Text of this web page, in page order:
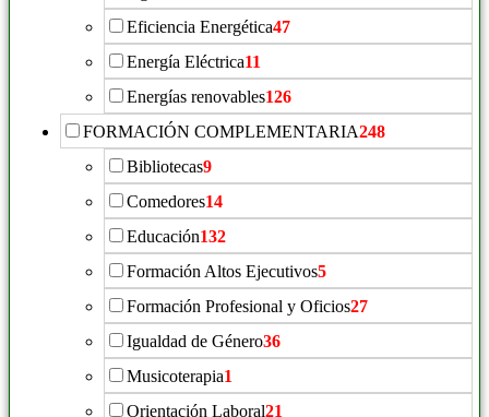
Eficiencia Energética47
Energía Eléctrica11
Energías renovables126
FORMACIÓN COMPLEMENTARIA248
Bibliotecas9
Comedores14
Educación132
Formación Altos Ejecutivos5
Formación Profesional y Oficios27
Igualdad de Género36
Musicoterapia1
Orientación Laboral21